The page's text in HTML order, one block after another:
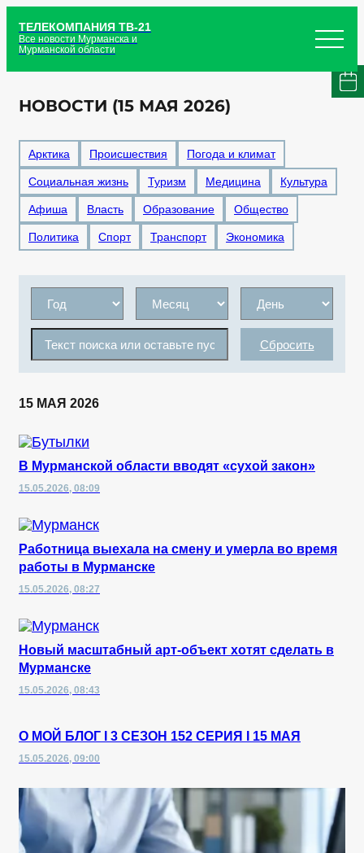
ТЕЛЕКОМПАНИЯ ТВ-21
Все новости Мурманска и
Мурманской области
НОВОСТИ (15 МАЯ 2026)
Арктика Происшествия Погода и климат
Социальная жизнь Туризм Медицина Культура
Афиша Власть Образование Общество
Политика Спорт Транспорт Экономика
Сбросить
15 МАЯ 2026
В Мурманской области вводят «сухой закон»
15.05.2026, 08:09
Работница выехала на смену и умерла во время
работы в Мурманске
15.05.2026, 08:27
Новый масштабный арт-объект хотят сделать в
Мурманске
15.05.2026, 08:43
О МОЙ БЛОГ I 3 СЕЗОН 152 СЕРИЯ I 15 МАЯ
15.05.2026, 09:00